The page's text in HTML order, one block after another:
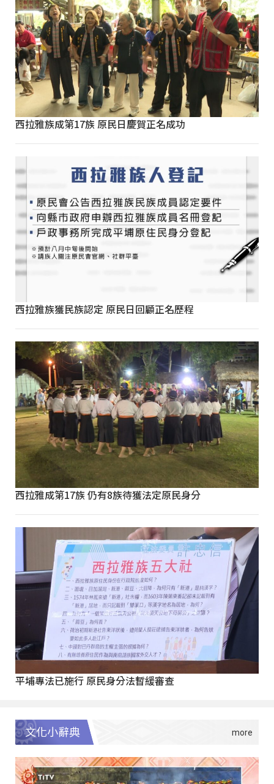
西拉雅族成第17族 原民日慶賀正名成功
西拉雅族獲民族認定 原民日回顧正名歷程
西拉雅成第17族 仍有8族待獲法定原民身分
平埔專法已施行 原民身分法暫緩審查
文化小辭典